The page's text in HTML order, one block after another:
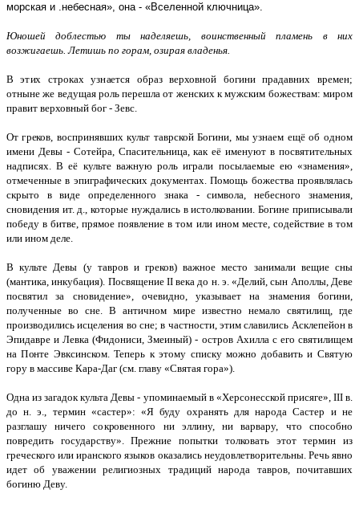
морская и .небесная», она - «Вселенной ключница».
Юношей доблестью ты наделяешь, воинственный пламень в них
возжигаешь. Летишь по горам, озирая владенья.
В этих строках узнается образ верховной богини прадавних времен;
отныне же ведущая роль перешла от женских к мужским божествам: миром
правит верховный бог - Зевс.
От греков, воспринявших культ таврской Богини, мы узнаем ещё об одном
имени Девы - Сотейра, Спасительница, как её именуют в посвятительных
надписях. В её культе важную роль играли посылаемые ею «знамения»,
отмеченные в эпиграфических документах. Помощь божества проявлялась
скрыто в виде определенного знака - символа, небесного знамения,
сновидения ит. д., которые нуждались в истолковании. Богине приписывали
победу в битве, прямое появление в том или ином месте, содействие в том
или ином деле.
В культе Девы (у тавров и греков) важное место занимали вещие сны
(мантика, инкубация). Посвящение II века до н. э. «Делий, сын Аполлы, Деве
посвятил за сновидение», очевидно, указывает на знамения богини,
полученные во сне. В античном мире известно немало святилищ, где
производились исцеления во сне; в частности, этим славились Асклепейон в
Эпидавре и Левка (Фидониси, Змеиный) - остров Ахилла с его святилищем
на Понте Эвксинском. Теперь к этому списку можно добавить и Святую
гору в массиве Кара-Даг (см. главу «Святая гора»).
Одна из загадок культа Девы - упоминаемый в «Херсонесской присяге», III в.
до н. э., термин «састер»: «Я буду охранять для народа Састер и не
разглашу ничего сокровенного ни эллину, ни варвару, что способно
повредить государству». Прежние попытки толковать этот термин из
греческого или иранского языков оказались неудовлетворительны. Речь явно
идет об уважении религиозных традиций народа тавров, почитавших
богиню Деву.